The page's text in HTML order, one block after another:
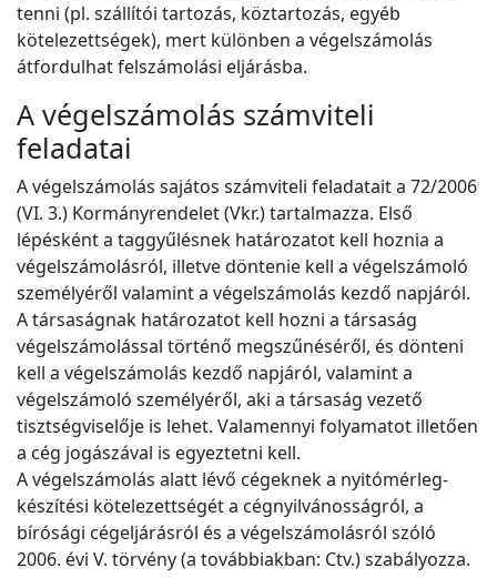
tenni (pl. szállítói tartozás, köztartozás, egyéb
kötelezettségek), mert különben a végelszámolás
átfordulhat felszámolási eljárásba.
A végelszámolás számviteli
feladatai
A végelszámolás sajátos számviteli feladatait a 72/2006
(VI. 3.) Kormányrendelet (Vkr.) tartalmazza. Első
lépésként a taggyűlésnek határozatot kell hoznia a
végelszámolásról, illetve döntenie kell a végelszámoló
személyéről valamint a végelszámolás kezdő napjáról.
A társaságnak határozatot kell hozni a társaság
végelszámolással történő megszűnéséről, és dönteni
kell a végelszámolás kezdő napjáról, valamint a
végelszámoló személyéről, aki a társaság vezető
tisztségviselője is lehet. Valamennyi folyamatot illetően
a cég jogászával is egyeztetni kell.
A végelszámolás alatt lévő cégeknek a nyitómérleg-
készítési kötelezettségét a cégnyilvánosságról, a
bírósági cégeljárásról és a végelszámolásról szóló
2006. évi V. törvény (a továbbiakban: Ctv.) szabályozza.